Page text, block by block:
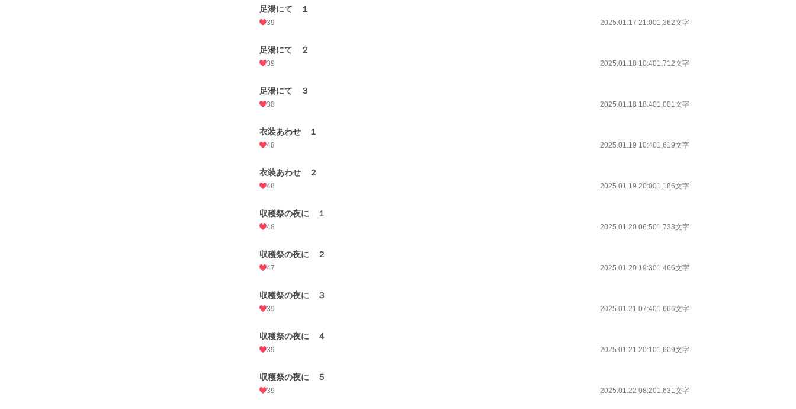
足湯にて １
39 2025.01.17 21:001,362文字
足湯にて ２
39 2025.01.18 10:401,712文字
足湯にて ３
38 2025.01.18 18:401,001文字
衣装あわせ １
48 2025.01.19 10:401,619文字
衣装あわせ ２
48 2025.01.19 20:001,186文字
収穫祭の夜に １
48 2025.01.20 06:501,733文字
収穫祭の夜に ２
47 2025.01.20 19:301,466文字
収穫祭の夜に ３
39 2025.01.21 07:401,666文字
収穫祭の夜に ４
39 2025.01.21 20:101,609文字
収穫祭の夜に ５
39 2025.01.22 08:201,631文字